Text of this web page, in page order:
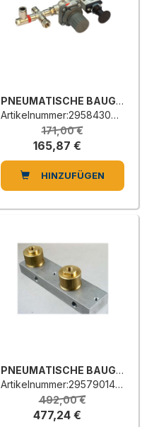
PNEUMATISCHE BAUGRUPPE
Artikelnummer:2958430400E
171,00 €
165,87 €
HINZUFÜGEN
PNEUMATISCHE BAUGRUPPE
Artikelnummer:2957901404B
492,00 €
477,24 €